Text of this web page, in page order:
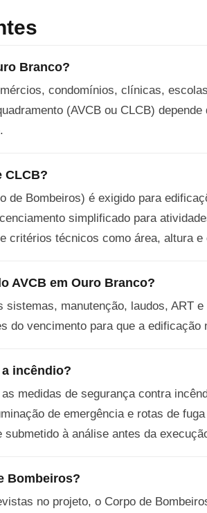
Branco?
condomínios, clínicas,
(AVCB ou CLCB)
CLCB?
de Bombeiros) é exigido para
simplificado para
critérios técnicos como área, altura e
AVCB em Ouro Branco?
sistemas, manutenção, laudos, ART
do vencimento para que a edificação
incêndio?
medidas de segurança contra
de emergência e rotas de
à análise antes da
Bombeiros?
no projeto, o Corpo de